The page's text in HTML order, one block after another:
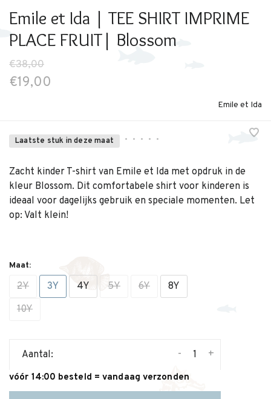
Emile et Ida | TEE SHIRT IMPRIME
PLACE FRUIT| Blossom
€38,00
€19,00
Emile et Ida
Laatste stuk in deze maat • • • • •
Zacht kinder T-shirt van Emile et Ida met opdruk in de
kleur Blossom. Dit comfortabele shirt voor kinderen is
ideaal voor dagelijks gebruik en speciale momenten. Let
op: Valt klein!
Maat:
2Y 3Y 4Y 5Y 6Y
8Y
10Y
Aantal: +
-
vóór 14:00 besteld = vandaag verzonden